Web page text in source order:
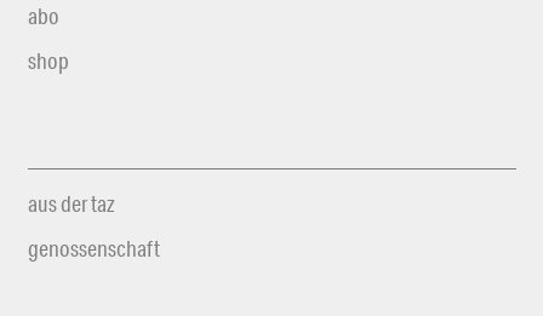
abo
shop
aus der taz
genossenschaft